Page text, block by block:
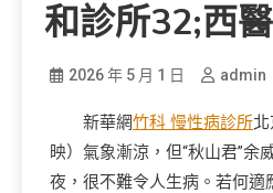
和診所32;西
2026 年 5 月 1 日 admin
新華網竹科 慢性病診所
映）氣象漸涼，但“秋山君”余
夜，很不難令人生病。若何適